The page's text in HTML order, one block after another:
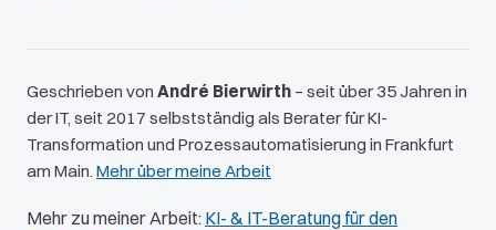
Geschrieben von André Bierwirth – seit über 35 Jahren in
der IT, seit 2017 selbstständig als Berater für KI-
Transformation und Prozessautomatisierung in Frankfurt
am Main. Mehr über meine Arbeit
Mehr zu meiner Arbeit: KI- & IT-Beratung für den